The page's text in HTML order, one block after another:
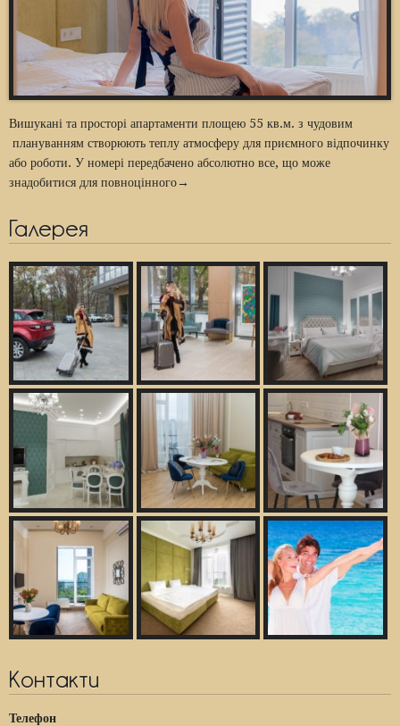
Вишукані та просторі апартаменти площею 55 кв.м. з чудовим
плануванням створюють теплу атмосферу для приємного відпочинку
або роботи. У номері передбачено абсолютно все, що може
знадобитися для повноцінного→
Галерея
Контакти
Телефон